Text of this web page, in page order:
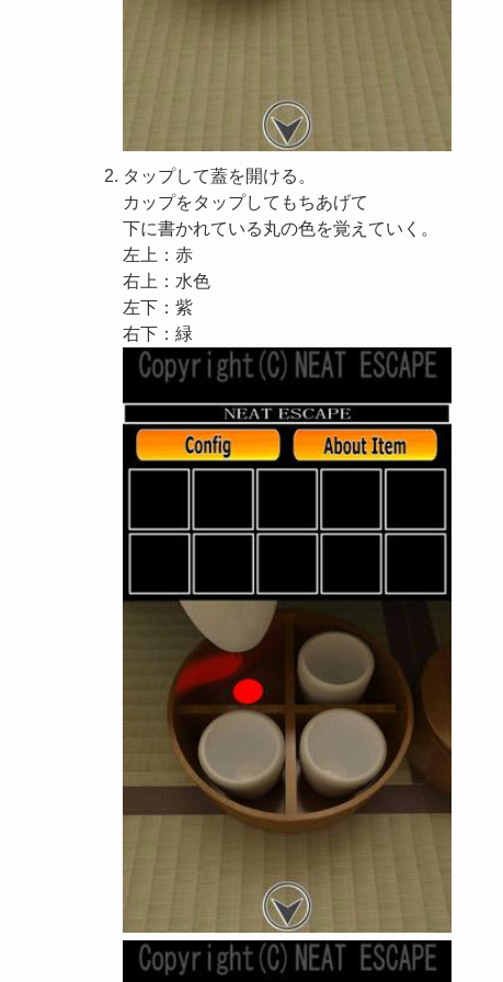
タップして蓋を開ける。
カップをタップしてもちあげて
下に書かれている丸の色を覚えていく。
左上：赤
右上：水色
左下：紫
右下：緑